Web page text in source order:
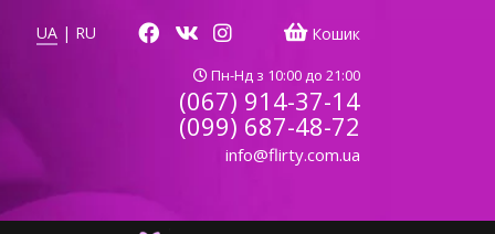
UA | RU Кошик
Пн-Нд з 10:00 до 21:00
(067) 914-37-14
(099) 687-48-72
info@flirty.com.ua